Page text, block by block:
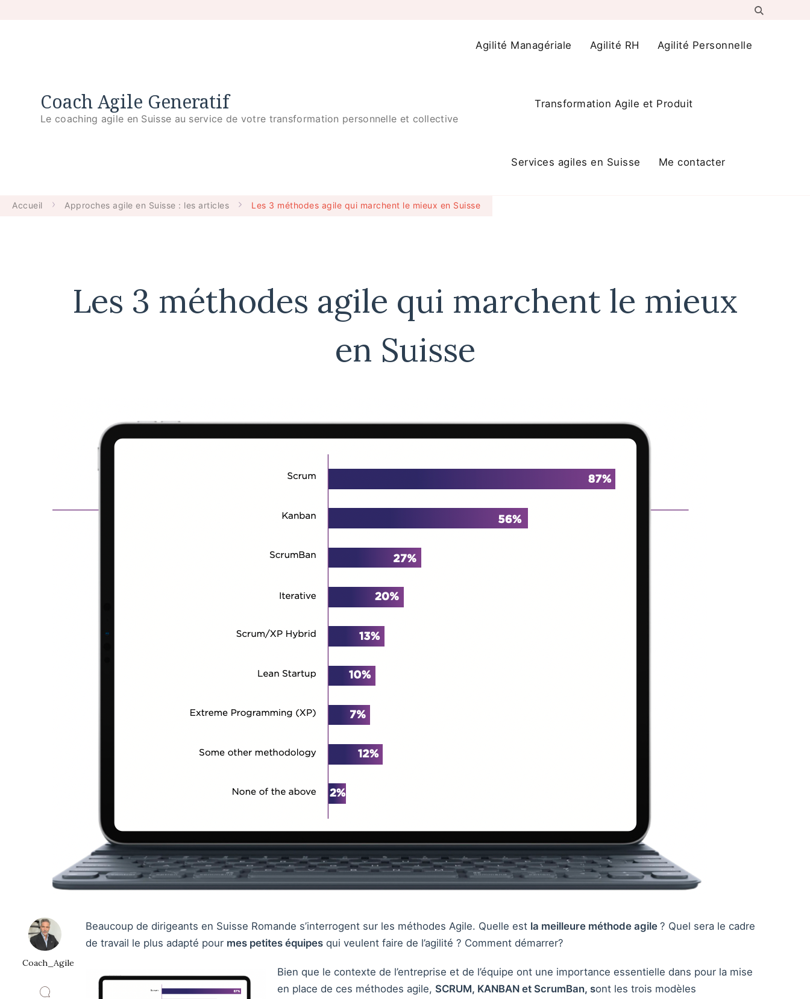
Coach Agile Generatif
Le coaching agile en Suisse au service de votre transformation personnelle et collective
Agilité Managériale Agilité RH Agilité Personnelle
Transformation Agile et Produit
Services agiles en Suisse Me contacter
Accueil Approches agile en Suisse : les articles Les 3 méthodes agile qui marchent le mieux en Suisse
Les 3 méthodes agile qui marchent le mieux
en Suisse
Coach_Agile
Beaucoup de dirigeants en Suisse Romande s’interrogent sur les méthodes Agile. Quelle est la meilleure méthode agile ? Quel sera le cadre
de travail le plus adapté pour mes petites équipes qui veulent faire de l’agilité ? Comment démarrer?
Bien que le contexte de l’entreprise et de l’équipe ont une importance essentielle dans pour la mise
en place de ces méthodes agile, SCRUM, KANBAN et ScrumBan, sont les trois modèles